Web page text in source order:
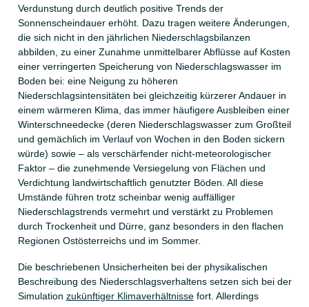
Verdunstung durch deutlich positive Trends der
Sonnenscheindauer erhöht. Dazu tragen weitere Änderungen,
die sich nicht in den jährlichen Niederschlagsbilanzen
abbilden, zu einer Zunahme unmittelbarer Abflüsse auf Kosten
einer verringerten Speicherung von Niederschlagswasser im
Boden bei: eine Neigung zu höheren
Niederschlagsintensitäten bei gleichzeitig kürzerer Andauer in
einem wärmeren Klima, das immer häufigere Ausbleiben einer
Winterschneedecke (deren Niederschlagswasser zum Großteil
und gemächlich im Verlauf von Wochen in den Boden sickern
würde) sowie – als verschärfender nicht-meteorologischer
Faktor – die zunehmende Versiegelung von Flächen und
Verdichtung landwirtschaftlich genutzter Böden. All diese
Umstände führen trotz scheinbar wenig auffälliger
Niederschlagstrends vermehrt und verstärkt zu Problemen
durch Trockenheit und Dürre, ganz besonders in den flachen
Regionen Ostösterreichs und im Sommer.
Die beschriebenen Unsicherheiten bei der physikalischen
Beschreibung des Niederschlagsverhaltens setzen sich bei der
Simulation zukünftiger Klimaverhältnissefort. Allerdings